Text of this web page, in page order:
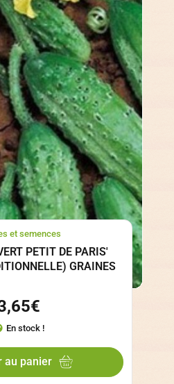
et semences
PETIT DE PARIS'
GRAINES
€
En stock !
au panier